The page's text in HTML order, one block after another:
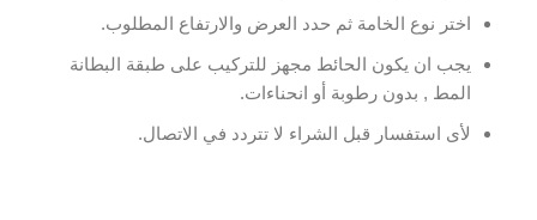
اختر نوع الخامة ثم حدد العرض والارتفاع المطلوب.
يجب ان يكون الحائط مجهز للتركيب على طبقة البطانة
المط , بدون رطوبة أو انحناءات.
لأى استفسار قبل الشراء لا تتردد في الاتصال.